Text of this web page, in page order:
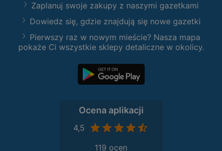
Zaplanuj swoje zakupy z naszymi gazetkami
Dowiedz się, gdzie znajdują się nowe gazetki
Pierwszy raz w nowym mieście? Nasza mapa
pokaże Ci wszystkie sklepy detaliczne w okolicy.
Ocena aplikacji
4,5
119 ocen